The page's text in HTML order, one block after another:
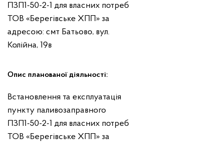
ПЗП1-50-2-1 для власних потреб
ТОВ «Берегівське ХПП» за
адресою: смт Батьово, вул.
Колійна, 19в
Опис планованої діяльності:
Встановлення та експлуатація
пункту паливозаправного
ПЗП1-50-2-1 для власних потреб
ТОВ «Берегівське ХПП» за